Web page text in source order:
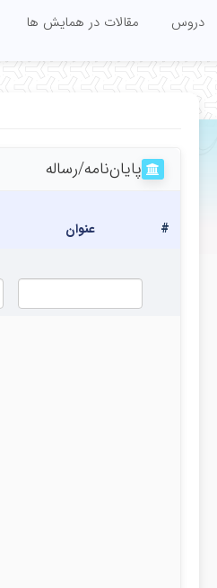
دروس مقالات در همایش ها
پایان‌نامه‌/رساله
# عنوان